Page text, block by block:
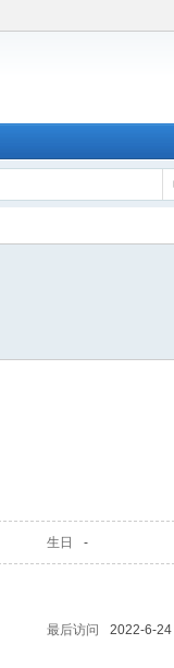
生日 -
最后访问
2022-6-